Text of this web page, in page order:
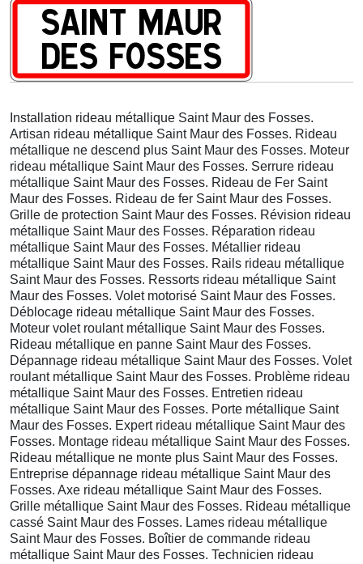
Installation rideau métallique Saint Maur des Fosses.
Artisan rideau métallique Saint Maur des Fosses. Rideau
métallique ne descend plus Saint Maur des Fosses. Moteur
rideau métallique Saint Maur des Fosses. Serrure rideau
métallique Saint Maur des Fosses. Rideau de Fer Saint
Maur des Fosses. Rideau de fer Saint Maur des Fosses.
Grille de protection Saint Maur des Fosses. Révision rideau
métallique Saint Maur des Fosses. Réparation rideau
métallique Saint Maur des Fosses. Métallier rideau
métallique Saint Maur des Fosses. Rails rideau métallique
Saint Maur des Fosses. Ressorts rideau métallique Saint
Maur des Fosses. Volet motorisé Saint Maur des Fosses.
Déblocage rideau métallique Saint Maur des Fosses.
Moteur volet roulant métallique Saint Maur des Fosses.
Rideau métallique en panne Saint Maur des Fosses.
Dépannage rideau métallique Saint Maur des Fosses. Volet
roulant métallique Saint Maur des Fosses. Problème rideau
métallique Saint Maur des Fosses. Entretien rideau
métallique Saint Maur des Fosses. Porte métallique Saint
Maur des Fosses. Expert rideau métallique Saint Maur des
Fosses. Montage rideau métallique Saint Maur des Fosses.
Rideau métallique ne monte plus Saint Maur des Fosses.
Entreprise dépannage rideau métallique Saint Maur des
Fosses. Axe rideau métallique Saint Maur des Fosses.
Grille métallique Saint Maur des Fosses. Rideau métallique
cassé Saint Maur des Fosses. Lames rideau métallique
Saint Maur des Fosses. Boîtier de commande rideau
métallique Saint Maur des Fosses. Technicien rideau